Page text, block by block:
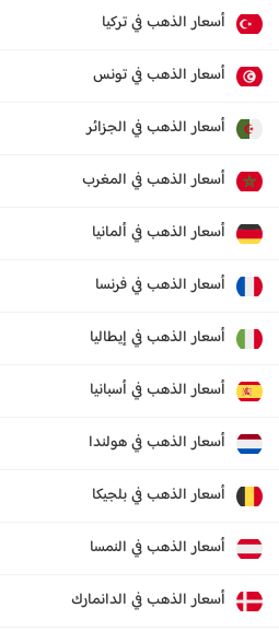
أسعار الذهب في تركيا
أسعار الذهب في تونس
أسعار الذهب في الجزائر
أسعار الذهب في المغرب
أسعار الذهب في ألمانيا
أسعار الذهب في فرنسا
أسعار الذهب في إيطاليا
أسعار الذهب في أسبانيا
أسعار الذهب في هولندا
أسعار الذهب في بلجيكا
أسعار الذهب في النمسا
أسعار الذهب في الدانمارك